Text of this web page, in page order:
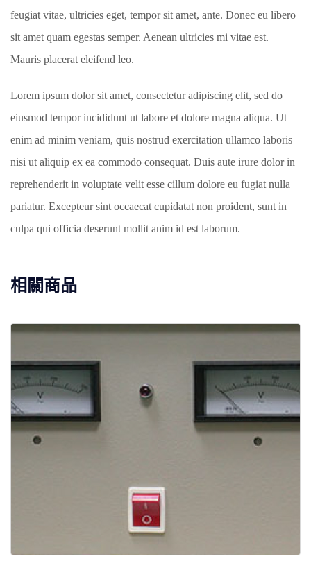
feugiat vitae, ultricies eget, tempor sit amet, ante. Donec eu libero
sit amet quam egestas semper. Aenean ultricies mi vitae est.
Mauris placerat eleifend leo.
Lorem ipsum dolor sit amet, consectetur adipiscing elit, sed do
eiusmod tempor incididunt ut labore et dolore magna aliqua. Ut
enim ad minim veniam, quis nostrud exercitation ullamco laboris
nisi ut aliquip ex ea commodo consequat. Duis aute irure dolor in
reprehenderit in voluptate velit esse cillum dolore eu fugiat nulla
pariatur. Excepteur sint occaecat cupidatat non proident, sunt in
culpa qui officia deserunt mollit anim id est laborum.
相關商品